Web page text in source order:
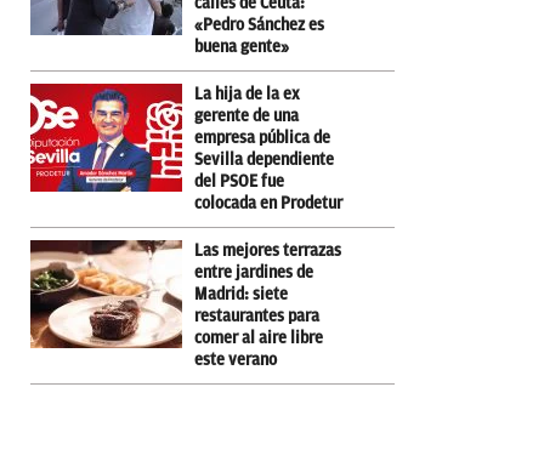
«Pedro Sánchez es
buena gente»
La hija de la ex
gerente de una
empresa pública de
Sevilla dependiente
del PSOE fue
colocada en Prodetur
Las mejores terrazas
entre jardines de
Madrid: siete
restaurantes para
comer al aire libre
este verano